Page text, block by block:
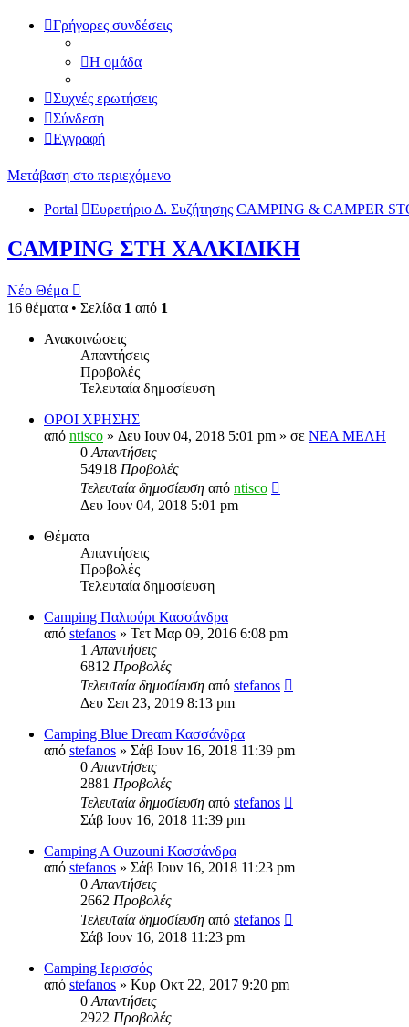
Γρήγορες συνδέσεις
Η ομάδα
Συχνές ερωτήσεις
Σύνδεση
Εγγραφή
Μετάβαση στο περιεχόμενο
Portal Ευρετήριο Δ. Συζήτησης CAMPING & CAMPER
CAMPING ΣΤΗ ΧΑΛΚΙΔΙΚΗ
Νέο Θέμα
16 θέματα • Σελίδα 1 από 1
Ανακοινώσεις
Απαντήσεις
Προβολές
Τελευταία δημοσίευση
ΟΡΟΙ ΧΡΗΣΗΣ
από ntisco » Δευ Ιουν 04, 2018 5:01 pm » σε ΝΕΑ ΜΕΛΗ
0 Απαντήσεις
54918 Προβολές
Τελευταία δημοσίευση από ntisco
Δευ Ιουν 04, 2018 5:01 pm
Θέματα
Απαντήσεις
Προβολές
Τελευταία δημοσίευση
Camping Παλιούρι Κασσάνδρα
από stefanos » Τετ Μαρ 09, 2016 6:08 pm
1 Απαντήσεις
6812 Προβολές
Τελευταία δημοσίευση από stefanos
Δευ Σεπ 23, 2019 8:13 pm
Camping Blue Dreαm Κασσάνδρα
από stefanos » Σάβ Ιουν 16, 2018 11:39 pm
0 Απαντήσεις
2881 Προβολές
Τελευταία δημοσίευση από stefanos
Σάβ Ιουν 16, 2018 11:39 pm
Camping A Ouzouni Κασσάνδρα
από stefanos » Σάβ Ιουν 16, 2018 11:23 pm
0 Απαντήσεις
2662 Προβολές
Τελευταία δημοσίευση από stefanos
Σάβ Ιουν 16, 2018 11:23 pm
Camping Ιερισσός
από stefanos » Κυρ Οκτ 22, 2017 9:20 pm
0 Απαντήσεις
2922 Προβολές